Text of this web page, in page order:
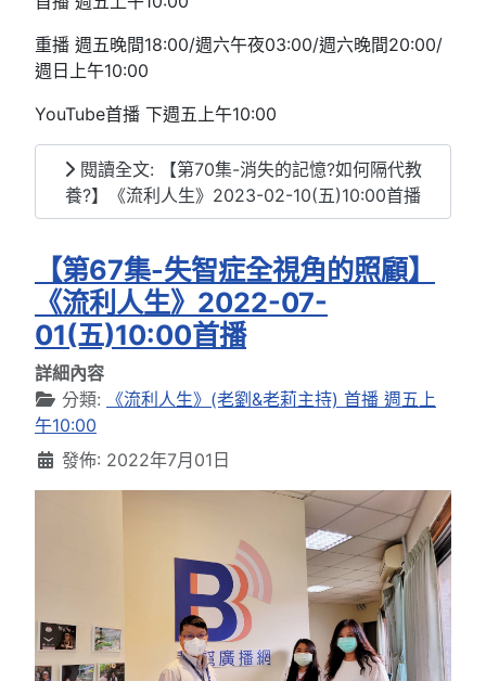
重播 週五晚間18:00/週六午夜03:00/週六晚間20:00/
週日上午10:00
YouTube首播 下週五上午10:00
閱讀全文: 【第70集-消失的記憶?如何隔代教
養?】《流利人生》2023-02-10(五)10:00首播
【第67集-失智症全視角的照顧】
《流利人生》2022-07-
01(五)10:00首播
詳細內容
分類:
《流利人生》(老劉&老莉主持) 首播 週五上
午10:00
發佈: 2022年7月01日